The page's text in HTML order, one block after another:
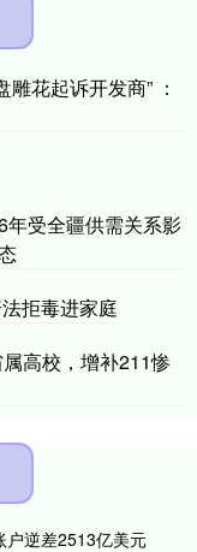
花起诉开发商” ：
受全疆供需关系影
拒毒进家庭
高校，增补211惨
户逆差2513亿美元